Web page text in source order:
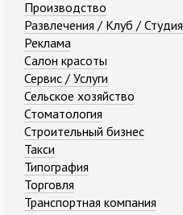
Производство
Развлечения / Клуб / Студия
Реклама
Салон красоты
Сервис / Услуги
Сельское хозяйство
Стоматология
Строительный бизнес
Такси
Типография
Торговля
Транспортная компания